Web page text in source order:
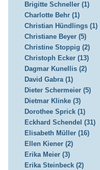
Brigitte Schneller (1)
Charlotte Behr (1)
Christian Hündlings (1)
Christiane Beyer (5)
Christine Stoppig (2)
Christoph Ecker (13)
Dagmar Kunellis (2)
David Gabra (1)
Dieter Schermeier (5)
Dietmar Klinke (3)
Dorothee Sprick (1)
Eckhard Schendel (31)
Elisabeth Müller (16)
Ellen Kiener (2)
Erika Meier (3)
Erika Steinbeck (2)